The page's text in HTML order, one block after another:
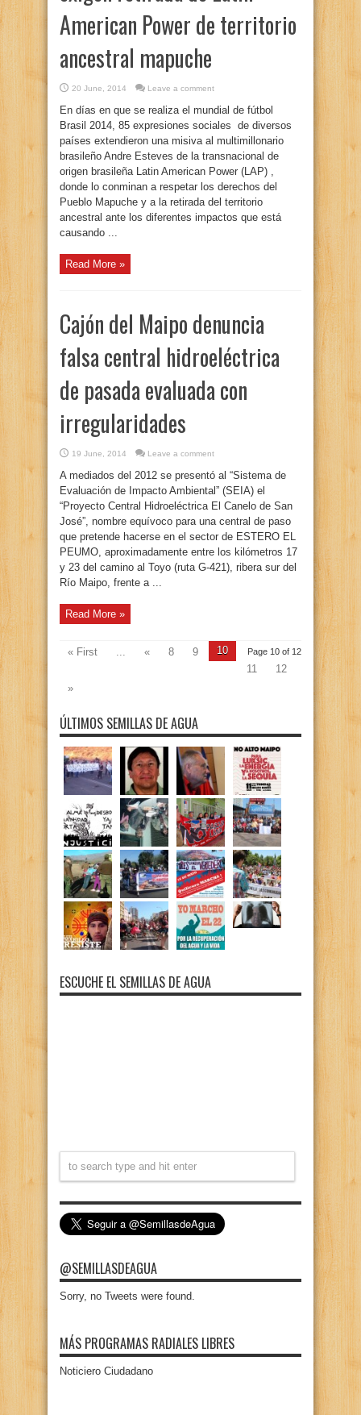
American Power de territorio
ancestral mapuche
20 June, 2014 Leave a comment
En días en que se realiza el mundial de fútbol
Brasil 2014, 85 expresiones sociales de diversos
países extendieron una misiva al multimillonario
brasileño Andre Esteves de la transnacional de
origen brasileña Latin American Power (LAP) ,
donde lo conminan a respetar los derechos del
Pueblo Mapuche y a la retirada del territorio
ancestral ante los diferentes impactos que está
causando ...
Read More »
Cajón del Maipo denuncia
falsa central hidroeléctrica
de pasada evaluada con
irregularidades
19 June, 2014 Leave a comment
A mediados del 2012 se presentó al “Sistema de
Evaluación de Impacto Ambiental” (SEIA) el
“Proyecto Central Hidroeléctrica El Canelo de San
José”, nombre equívoco para una central de paso
que pretende hacerse en el sector de ESTERO EL
PEUMO, aproximadamente entre los kilómetros 17
y 23 del camino al Toyo (ruta G-421), ribera sur del
Río Maipo, frente a ...
Read More »
Page 10 of 12
« First ... « 8 9
10
11
12
»
ÚLTIMOS SEMILLAS DE AGUA
ESCUCHE EL SEMILLAS DE AGUA
@SEMILLASDEAGUA
Sorry, no Tweets were found.
MÁS PROGRAMAS RADIALES LIBRES
Noticiero Ciudadano